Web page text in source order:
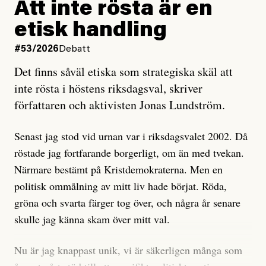
rörelsen. Eller så har en inga bevis, bara misstankar,
och då ska en efterforska diskret, just för att inte skapa
oro inom rörelsen.
Artikeln undersöker inte, som ETC påstår, ”vad som
är sant, vad som är rykten”, utan den bidrar bara till
ännu mer ryktesspridning. Det finns inte ett enda bevis
misstänkta personen är en infiltratör. Det som läsaren
får veta är att personen har ändrat sina politiska åsikter
under åren, att den har raderat tidigare innehåll på sina
sociala medier, att artikelns författare inte förstår sig
på personens ekonomi och att det tydligen finns
anonyma röster inom rörelsen som säger saker som
anses vara anledningar att titta närmare på personen,
Att inte rösta är en
etisk handling
#53/2026 Debatt
Det finns såväl etiska som strategiska skäl att
inte rösta i höstens riksdagsval, skriver
författaren och aktivisten Jonas Lundström.
Senast jag stod vid urnan var i riksdagsvalet 2002. Då
röstade jag fortfarande borgerligt, om än med tvekan.
Närmare bestämt på Kristdemokraterna. Men en
politisk ommålning av mitt liv hade börjat. Röda,
gröna och svarta färger tog över, och några år senare
skulle jag känna skam över mitt val.
Nu är jag knappast unik, vi är säkerligen många som